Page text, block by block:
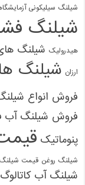
شیلنگ سیلیکونی
شیلنگ
هیدرولیک شیلنگ
ارزان شیلنگ
فروش انواع
فروش شیلنگ آب
پنوماتیک
شیلنگ روغن قیمت
شیلنگ آب